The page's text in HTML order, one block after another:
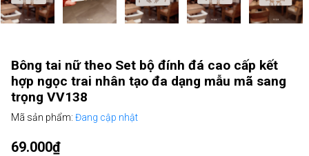
Bông tai nữ theo Set bộ đính đá cao cấp kết
hợp ngọc trai nhân tạo đa dạng mẫu mã sang
trọng VV138
Mã sản phẩm: Đang cập nhật
69.000₫